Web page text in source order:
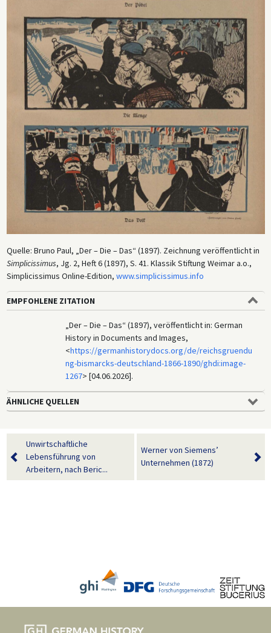
Quelle: Bruno Paul, „Der – Die – Das“ (1897). Zeichnung veröffentlicht in
Simplicissimus, Jg. 2, Heft 6 (1897), S. 41. Klassik Stiftung Weimar a.o.,
Simplicissimus Online-Edition, www.simplicissimus.info
EMPFOHLENE ZITATION
„Der – Die – Das“ (1897), veröffentlicht in: German
History in Documents and Images,
<https://germanhistorydocs.org/de/reichsgruendu
ng-bismarcks-deutschland-1866-1890/ghdi:image-
1267> [04.06.2026].
ÄHNLICHE QUELLEN
Unwirtschaftliche
Lebensführung von
Arbeitern, nach Beric...
Werner von Siemens’
Unternehmen (1872)